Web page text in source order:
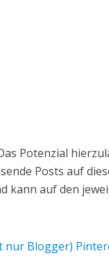
Potenzial
Posts auf
kann auf den
nur Blogger)